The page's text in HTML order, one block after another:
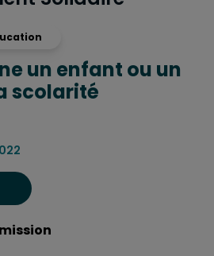
un enfant ou un
scolarité